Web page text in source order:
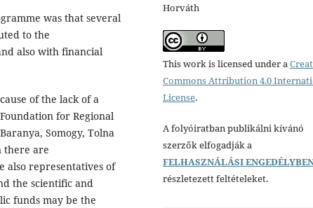
was that several
to the
also with financial
of the lack of a
for Regional
Somogy, Tolna
there are
also representatives of
the scientific and
funds may be the
Horváth
This work is licensed under a
Commons Attribution 4.0
License.
A folyóiratban publikálni kívánó
szerzők elfogadják a
FELHASZNÁLÁSI
részletezett feltételeket.